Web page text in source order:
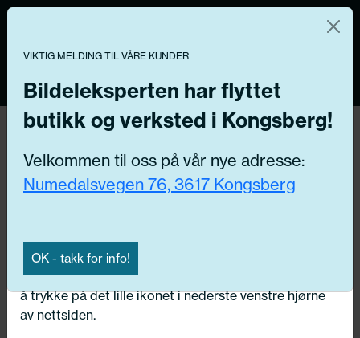
Få riktig del til bilen din ved å legge inn
N
Velg kjøretøy
Vi og våre forretningspartnere bruker teknologier,
inkludert informasjonskapsler/«cookies» til å samle
informasjon om deg for forskjellige formål, inkludert:
Funksjonelle, Statistiske, Markedsføring
Ved å trykke «Godta» gir du din tillatelse til alle disse
formålene. Du kan også velge formålet du vil
innstillingene».
Du kan trekke tilbake samtykket ditt til enhver tid ved
å trykke på det lille ikonet i nederste venstre hjørne
av nettsiden.
VIKTIG MELDING TIL VÅRE KUNDER
Bildeleksperten har flyttet
butikk og verksted i Kongsberg!
Velkommen til oss på vår nye adresse:
Numedalsvegen 76, 3617 Kongsberg
OK - takk for info!